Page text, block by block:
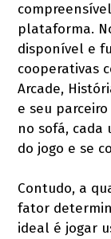
plataforma.
disponível e
cooperativas
Arcade,
e seu
no sofá, cada
do jogo e se
Contudo, a
fator
ideal é jogar